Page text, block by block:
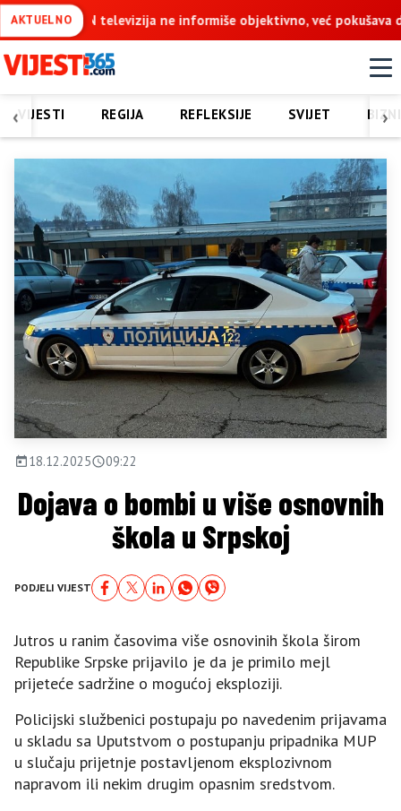
AKTUELNO već pokušava da ospori vodovod na Vučijaku
‹ ›
VIJESTI REGIJA REFLEKSIJE SVIJET
18.12.2025 09:22
Dojava o bombi u više osnovnih
škola u Srpskoj
PODJELI VIJEST
Јutros u ranim časovima više osnovinih škola širom
Republike Srpske prijavilo je da je primilo mejl
prijeteće sadržine o mogućoj eksploziji.
Policijski službenici postupaju po navedenim prijavama
u skladu sa Uputstvom o postupanju pripadnika MUP
u slučaju prijetnje postavljenom eksplozivnom
napravom ili nekim drugim opasnim sredstvom.